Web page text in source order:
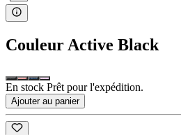
Couleur Active Black
En stock Prêt pour l'expédition.
Ajouter au panier